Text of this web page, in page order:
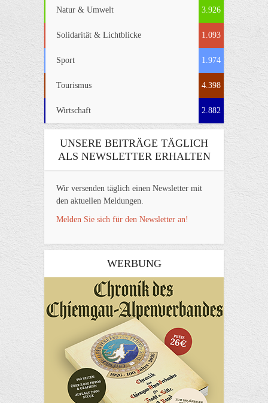
Natur & Umwelt 3.926
Solidarität & Lichtblicke 1.093
Sport 1.974
Tourismus 4.398
Wirtschaft 2.882
UNSERE BEITRÄGE TÄGLICH
ALS NEWSLETTER ERHALTEN
Wir versenden täglich einen Newsletter mit
den aktuellen Meldungen.
Melden Sie sich für den Newsletter an!
WERBUNG